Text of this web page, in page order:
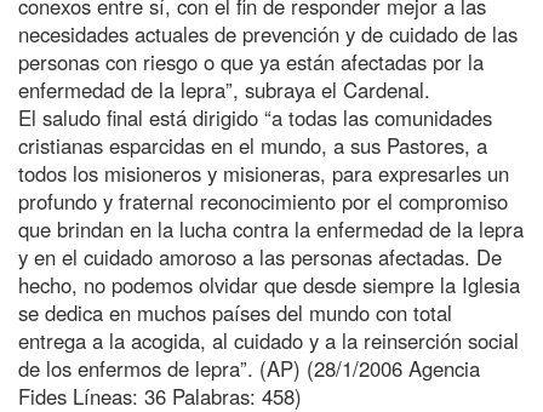
necesidades actuales de prevención y de cuidado de las
personas con riesgo o que ya están afectadas por la
enfermedad de la lepra”, subraya el Cardenal.
El saludo final está dirigido “a todas las comunidades
cristianas esparcidas en el mundo, a sus Pastores, a
todos los misioneros y misioneras, para expresarles un
profundo y fraternal reconocimiento por el compromiso
que brindan en la lucha contra la enfermedad de la lepra
y en el cuidado amoroso a las personas afectadas. De
hecho, no podemos olvidar que desde siempre la Iglesia
se dedica en muchos países del mundo con total
entrega a la acogida, al cuidado y a la reinserción social
de los enfermos de lepra”. (AP) (28/1/2006 Agencia
Fides Líneas: 36 Palabras: 458)